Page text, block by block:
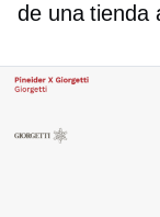
de una tienda